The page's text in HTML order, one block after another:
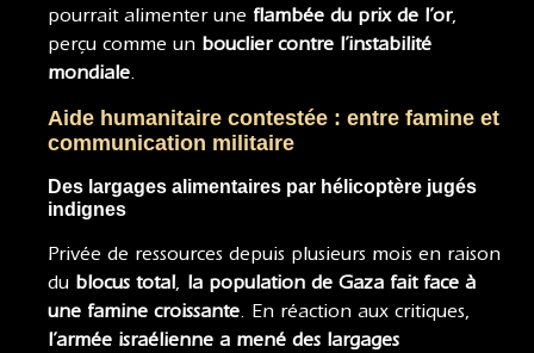
pourrait alimenter une flambée du prix de l’or,
perçu comme un bouclier contre l’instabilité
mondiale.
Aide humanitaire contestée : entre famine et
communication militaire
Des largages alimentaires par hélicoptère jugés
indignes
Privée de ressources depuis plusieurs mois en raison
du blocus total, la population de Gaza fait face à
une famine croissante. En réaction aux critiques,
l’armée israélienne a mené des largages